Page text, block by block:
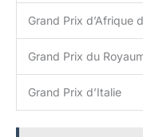
Grand Prix d’Afrique
Grand Prix du
Grand Prix d’Italie